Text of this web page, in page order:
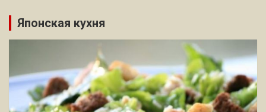
Японская кухня